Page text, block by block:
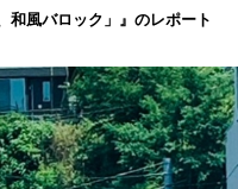
和風バロック」』のレポート